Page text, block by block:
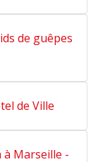
de guêpes
de Ville
à Marseille -